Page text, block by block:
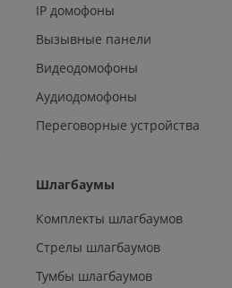
IP домофоны
Вызывные панели
Видеодомофоны
Аудиодомофоны
Переговорные устройства
Шлагбаумы
Комплекты шлагбаумов
Стрелы шлагбаумов
Тумбы шлагбаумов